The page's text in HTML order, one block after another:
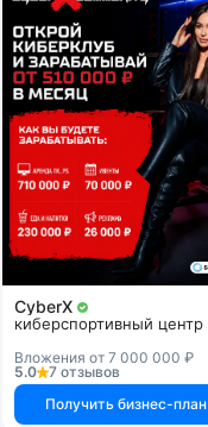
CyberX
киберспортивный центр
Вложения от 7 000 000 ₽
5.0
7 отзывов
Получить бизнес-план